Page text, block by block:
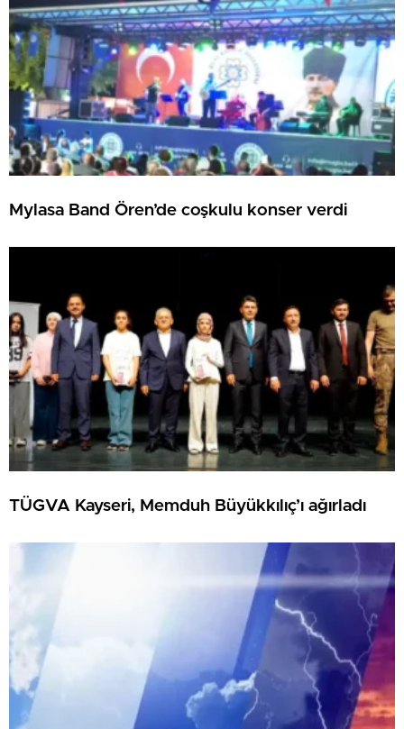
Mylasa Band Ören’de coşkulu konser verdi
TÜGVA Kayseri, Memduh Büyükkılıç’ı ağırladı